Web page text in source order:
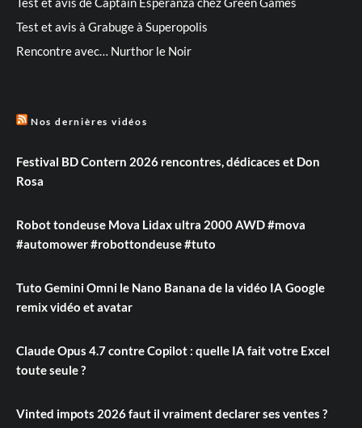
Test et avis à Grabuge à Superopolis
Rencontre avec… Nurthor le Noir
Nos dernières vidéos
Festival BD Contern 2026 rencontres, dédicaces et Don
Rosa
Robot tondeuse Mova Lidax ultra 2000 AWD #mova
#automower #robottondeuse #tuto
Tuto Gemini Omni le Nano Banana de la vidéo IA Google
remix vidéo et avatar
Claude Opus 4.7 contre Copilot : quelle IA fait votre Excel
toute seule ?
Vinted impots 2026 faut il vraiment declarer ses ventes ?